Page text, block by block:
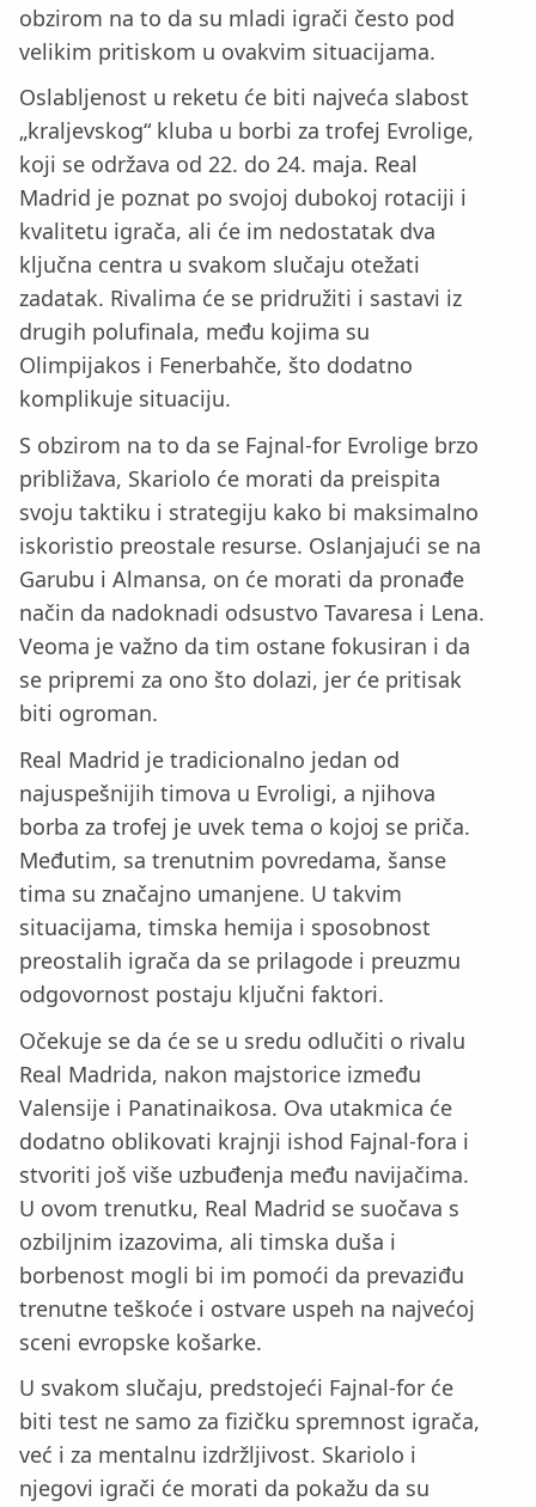
obzirom na to da su mladi igrači često pod
velikim pritiskom u ovakvim situacijama.
Oslabljenost u reketu će biti najveća slabost
„kraljevskog“ kluba u borbi za trofej Evrolige,
koji se održava od 22. do 24. maja. Real
Madrid je poznat po svojoj dubokoj rotaciji i
kvalitetu igrača, ali će im nedostatak dva
ključna centra u svakom slučaju otežati
zadatak. Rivalima će se pridružiti i sastavi iz
drugih polufinala, među kojima su
Olimpijakos i Fenerbahče, što dodatno
komplikuje situaciju.
S obzirom na to da se Fajnal-for Evrolige brzo
približava, Skariolo će morati da preispita
svoju taktiku i strategiju kako bi maksimalno
iskoristio preostale resurse. Oslanjajući se na
Garubu i Almansa, on će morati da pronađe
način da nadoknadi odsustvo Tavaresa i Lena.
Veoma je važno da tim ostane fokusiran i da
se pripremi za ono što dolazi, jer će pritisak
biti ogroman.
Real Madrid je tradicionalno jedan od
najuspešnijih timova u Evroligi, a njihova
borba za trofej je uvek tema o kojoj se priča.
Međutim, sa trenutnim povredama, šanse
tima su značajno umanjene. U takvim
situacijama, timska hemija i sposobnost
preostalih igrača da se prilagode i preuzmu
odgovornost postaju ključni faktori.
Očekuje se da će se u sredu odlučiti o rivalu
Real Madrida, nakon majstorice između
Valensije i Panatinaikosa. Ova utakmica će
dodatno oblikovati krajnji ishod Fajnal-fora i
stvoriti još više uzbuđenja među navijačima.
U ovom trenutku, Real Madrid se suočava s
ozbiljnim izazovima, ali timska duša i
borbenost mogli bi im pomoći da prevaziđu
trenutne teškoće i ostvare uspeh na najvećoj
sceni evropske košarke.
U svakom slučaju, predstojeći Fajnal-for će
biti test ne samo za fizičku spremnost igrača,
već i za mentalnu izdržljivost. Skariolo i
njegovi igrači će morati da pokažu da su